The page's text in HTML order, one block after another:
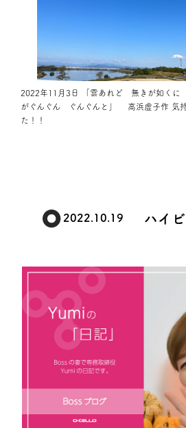
2022年11月3日 「雲あれど 無きが如く
がぐんぐん ぐんぐんと」 高浜虚子作 気持
た！！
2022.10.19 ハイ